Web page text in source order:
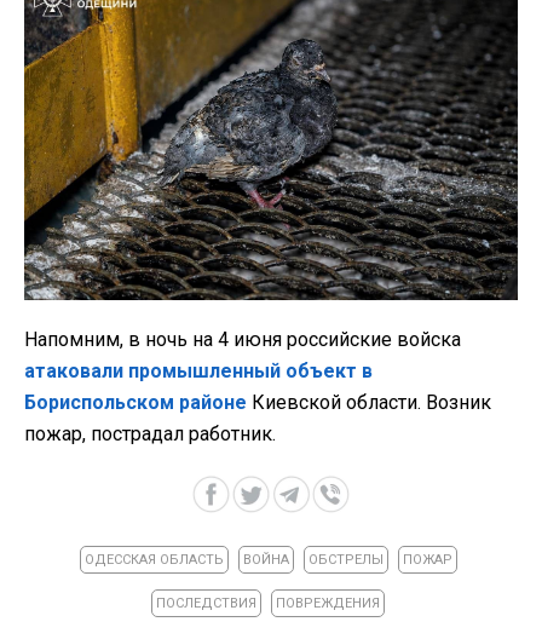
Напомним, в ночь на 4 июня российские войска
атаковали промышленный объект в
Бориспольском районе Киевской области. Возник
пожар, пострадал работник.
ОДЕССКАЯ ОБЛАСТЬ ВОЙНА ОБСТРЕЛЫ ПОЖАР
ПОСЛЕДСТВИЯ ПОВРЕЖДЕНИЯ